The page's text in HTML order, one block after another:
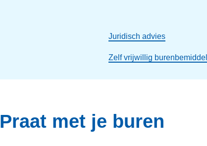
Juridisch advies
Zelf vrijwillig
Praat met je buren